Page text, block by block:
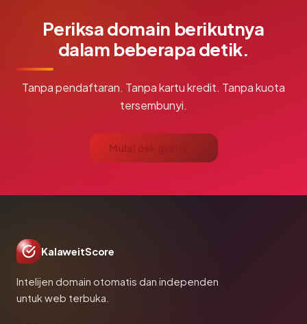
Periksa domain berikutnya
dalam beberapa detik.
Tanpa pendaftaran. Tanpa kartu kredit. Tanpa kuota
tersembunyi.
Mulai cek gratis →
KalaweitScore
Intelijen domain otomatis dan independen
untuk web terbuka.